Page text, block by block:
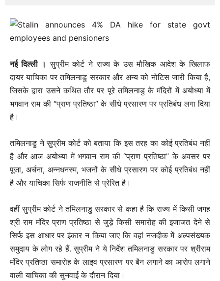
नई दिल्ली । सुप्रीम कोर्ट ने राज्य के उस मौखिक आदेश के खिलाफ
दायर याचिका पर तमिलनाडु सरकार और अन्य को नोटिस जारी किया है,
जिसके द्वारा उसने कथित तौर पर पूरे तमिलनाडु के मंदिरों में अयोध्या में
भगवान राम की “प्राण प्रतिष्ठा” के सीधे प्रसारण पर प्रतिबंध लगा दिया
है।
तमिलनाडु ने सुप्रीम कोर्ट को बताया कि इस तरह का कोई प्रतिबंध नहीं
है और आज अयोध्या में भगवान राम की “प्राण प्रतिष्ठा” के अवसर पर
पूजा, अर्चना, अन्नधनस्म, भजनों के सीधे प्रसारण पर कोई प्रतिबंध नहीं
है और याचिका सिर्फ राजनीति से प्रेरित है।
वहीं सुप्रीम कोर्ट ने तमिलनाडु सरकार से कहा है कि राज्य में किसी जगह
श्री राम मंदिर प्राण प्रतिष्ठा से जुड़े किसी समारोह की इजाजत देने से
सिर्फ इस आधार पर इंकार न किया जाए कि वहां नजदीक में अल्पसंख्यक
समुदाय के लोग रहे हैं. सुप्रीम ने ये निर्देश तमिलनाडु सरकार पर श्रीराम
मंदिर प्रतिष्ठा समारोह के लाइव प्रसारण पर बैन लगाने का आरोप लगाने
वाली याचिका की सुनवाई के दौरान दिया।